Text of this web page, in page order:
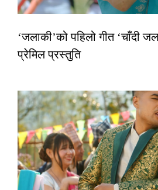
‘जलाकी’को पहिलो गीत ‘चाँदी
प्रेमिल प्रस्तुति